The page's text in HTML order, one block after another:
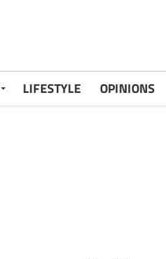
LIFESTYLE OPINIONS